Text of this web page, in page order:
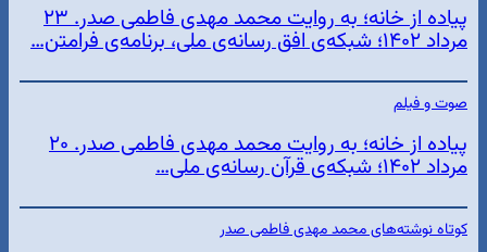
پیاده از خانه؛ به روایت محمد مهدی فاطمی صدر. ۲۳
مرداد ۱۴۰۲؛ شبکه‌ی افق رسانه‌ی ملی، برنامه‌ی فرامتن…
صوت و فیلم
پیاده از خانه؛ به روایت محمد مهدی فاطمی صدر. ۲۰
مرداد ۱۴۰۲؛ شبکه‌ی قرآن رسانه‌ی ملی…
کوتاه نوشته‌های محمد مهدی فاطمی صدر